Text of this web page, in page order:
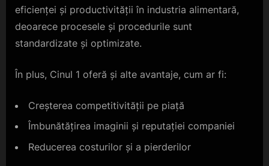
eficienței și productivității în industria alimentară,
deoarece procesele și procedurile sunt
standardizate și optimizate.
În plus, Cinul 1 oferă și alte avantaje, cum ar fi:
Creșterea competitivității pe piață
Îmbunătățirea imaginii și reputației companiei
Reducerea costurilor și a pierderilor